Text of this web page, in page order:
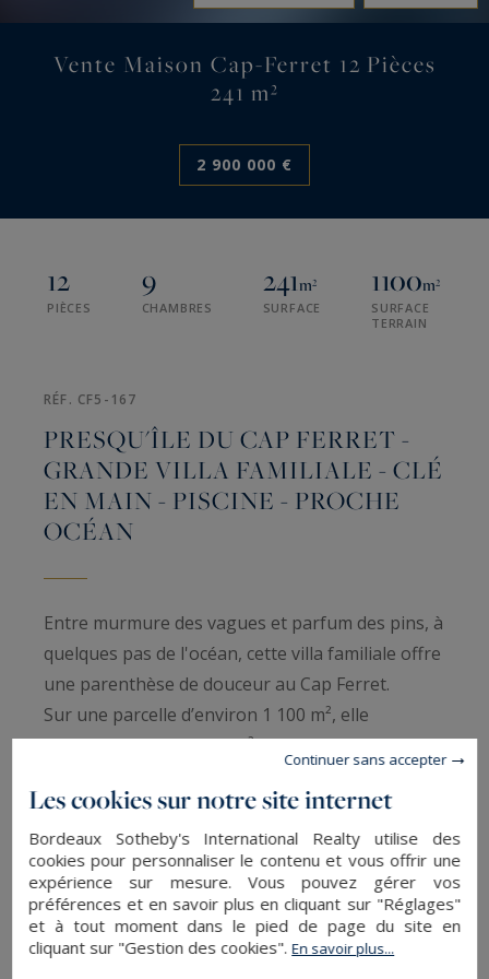
Vente Maison Cap-Ferret 12 Pièces
241 m²
2 900 000 €
12
PIÈCES
9
CHAMBRES
241m²
SURFACE
1100m²
SURFACE
TERRAIN
RÉF. CF5-167
PRESQU'ÎLE DU CAP FERRET -
GRANDE VILLA FAMILIALE - CLÉ
EN MAIN - PISCINE - PROCHE
OCÉAN
Entre murmure des vagues et parfum des pins, à
quelques pas de l'océan, cette villa familiale offre
une parenthèse de douceur au Cap Ferret.
Sur une parcelle d’environ 1 100 m², elle
développe près de 240 m² habitables répartis en
deux espaces de vie indépendants, comme deux
rythmes d’une même maison, invitent tantôt au
partage joyeux, tantôt au calme des fins de
journée.
Le rez-de-chaussée dévoile un vaste salon-
séjour lumineux, réchauffé par une cheminée,
Les cookies sur notre site internet
Bordeaux Sotheby's International Realty utilise des
cookies pour personnaliser le contenu et vous offrir une
expérience sur mesure. Vous pouvez gérer vos
préférences et en savoir plus en cliquant sur "Réglages"
et à tout moment dans le pied de page du site en
cliquant sur "Gestion des cookies".En savoir plus...
Continuer sans accepter